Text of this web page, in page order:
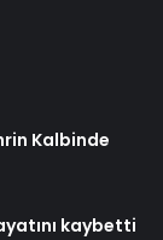
Kalbinde
kaybetti